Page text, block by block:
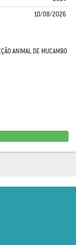
10/08/2026
ANIMAL DE MUCAMBO